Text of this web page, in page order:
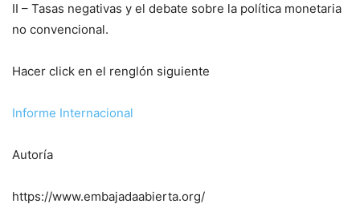
II – Tasas negativas y el debate sobre la política monetaria
no convencional.
Hacer click en el renglón siguiente
Informe Internacional
Autoría
https://www.embajadaabierta.org/